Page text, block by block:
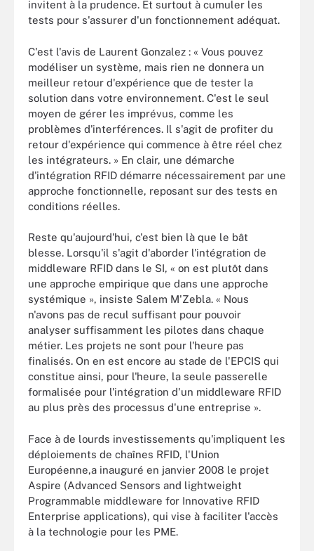
invitent à la prudence. Et surtout à cumuler les
tests pour s'assurer d'un fonctionnement adéquat.
C'est l'avis de Laurent Gonzalez : « Vous pouvez
modéliser un système, mais rien ne donnera un
meilleur retour d'expérience que de tester la
solution dans votre environnement. C'est le seul
moyen de gérer les imprévus, comme les
problèmes d'interférences. Il s'agit de profiter du
retour d'expérience qui commence à être réel chez
les intégrateurs. » En clair, une démarche
d'intégration RFID démarre nécessairement par une
approche fonctionnelle, reposant sur des tests en
conditions réelles.
Reste qu'aujourd'hui, c'est bien là que le bât
blesse. Lorsqu'il s'agit d'aborder l'intégration de
middleware RFID dans le SI, « on est plutôt dans
une approche empirique que dans une approche
systémique », insiste Salem M'Zebla. « Nous
n'avons pas de recul suffisant pour pouvoir
analyser suffisamment les pilotes dans chaque
métier. Les projets ne sont pour l'heure pas
finalisés. On en est encore au stade de l'EPCIS qui
constitue ainsi, pour l'heure, la seule passerelle
formalisée pour l'intégration d'un middleware RFID
au plus près des processus d'une entreprise ».
Face à de lourds investissements qu'impliquent les
déploiements de chaînes RFID, l'Union
Européenne,a inauguré en janvier 2008 le projet
Aspire (Advanced Sensors and lightweight
Programmable middleware for Innovative RFID
Enterprise applications), qui vise à faciliter l'accès
à la technologie pour les PME.